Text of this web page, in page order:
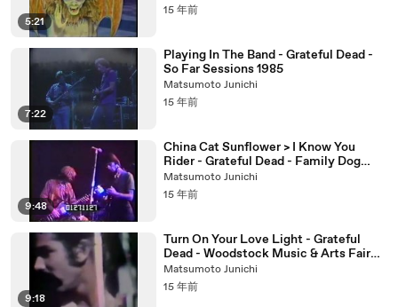
5:21
15 年前
7:22
Playing In The Band - Grateful Dead -
So Far Sessions 1985
Matsumoto Junichi
15 年前
9:48
China Cat Sunflower > I Know You
Rider - Grateful Dead - Family Dog
Ballroom 1970
Matsumoto Junichi
15 年前
9:18
Turn On Your Love Light - Grateful
Dead - Woodstock Music & Arts Fair
1969
Matsumoto Junichi
15 年前